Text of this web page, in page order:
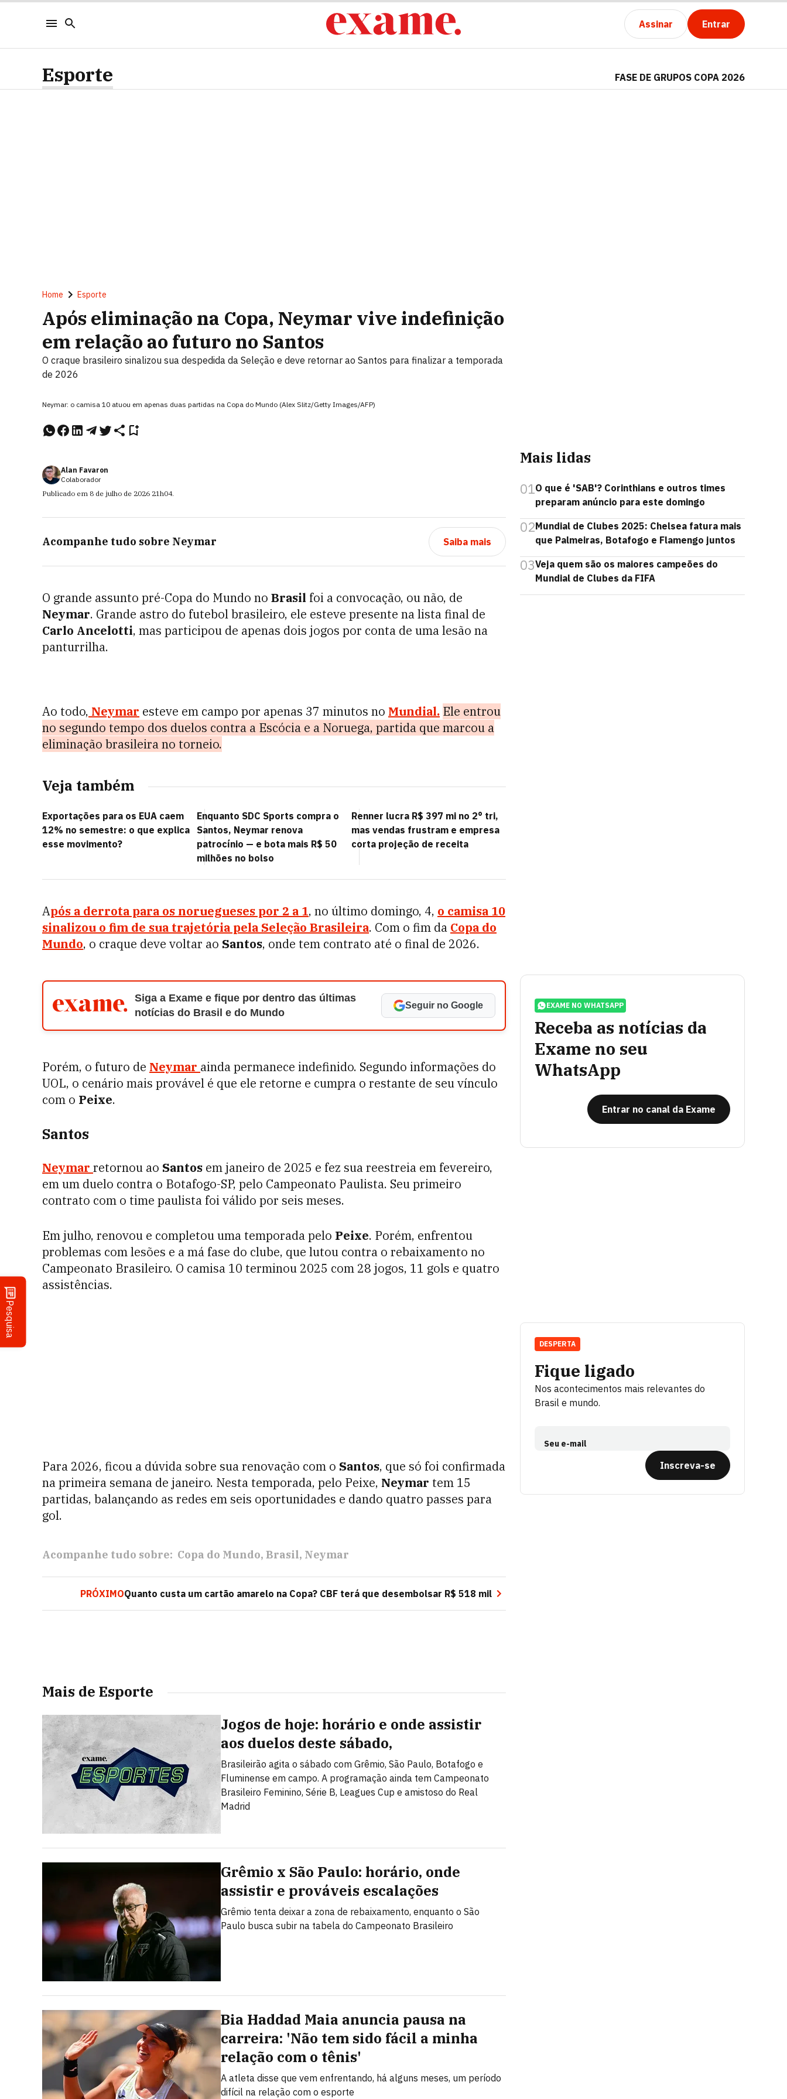
Assinar Entrar
Pesquisa
Esporte FASE DE GRUPOS COPA 2026
Home Esporte
Após eliminação na Copa, Neymar vive indefinição
em relação ao futuro no Santos
O craque brasileiro sinalizou sua despedida da Seleção e deve retornar ao Santos para finalizar a temporada
de 2026
Neymar: o camisa 10 atuou em apenas duas partidas na Copa do Mundo (Alex Slitz/Getty Images/AFP)
Alan Favaron
Colaborador
Publicado em 8 de julho de 2026 21h04.
Acompanhe tudo sobre Neymar Saiba mais
O grande assunto pré-Copa do Mundo no Brasil foi a convocação, ou não, de
Neymar. Grande astro do futebol brasileiro, ele esteve presente na lista final de
Carlo Ancelotti, mas participou de apenas dois jogos por conta de uma lesão na
panturrilha.
Ao todo, Neymar esteve em campo por apenas 37 minutos no Mundial. Ele entrou
no segundo tempo dos duelos contra a Escócia e a Noruega, partida que marcou a
eliminação brasileira no torneio.
Veja também
Exportações para os EUA caem
12% no semestre: o que explica
esse movimento?
Enquanto SDC Sports compra o
Santos, Neymar renova
patrocínio — e bota mais R$ 50
milhões no bolso
Renner lucra R$ 397 mi no 2° tri,
mas vendas frustram e empresa
corta projeção de receita
Após a derrota para os noruegueses por 2 a 1, no último domingo, 4, o camisa 10
sinalizou o fim de sua trajetória pela Seleção Brasileira. Com o fim da Copa do
Mundo, o craque deve voltar ao Santos, onde tem contrato até o final de 2026.
Siga a Exame e fique por dentro das últimas
notícias do Brasil e do Mundo
Seguir no Google
Porém, o futuro de Neymar ainda permanece indefinido. Segundo informações do
UOL, o cenário mais provável é que ele retorne e cumpra o restante de seu vínculo
com o Peixe.
Santos
Neymar retornou ao Santos em janeiro de 2025 e fez sua reestreia em fevereiro,
em um duelo contra o Botafogo-SP, pelo Campeonato Paulista. Seu primeiro
contrato com o time paulista foi válido por seis meses.
Em julho, renovou e completou uma temporada pelo Peixe. Porém, enfrentou
problemas com lesões e a má fase do clube, que lutou contra o rebaixamento no
Campeonato Brasileiro. O camisa 10 terminou 2025 com 28 jogos, 11 gols e quatro
assistências.
Para 2026, ficou a dúvida sobre sua renovação com o Santos, que só foi confirmada
na primeira semana de janeiro. Nesta temporada, pelo Peixe, Neymar tem 15
partidas, balançando as redes em seis oportunidades e dando quatro passes para
gol.
Acompanhe tudo sobre: Copa do Mundo Brasil Neymar
PRÓXIMOQuanto custa um cartão amarelo na Copa? CBF terá que desembolsar R$ 518 mil
Mais de Esporte
Jogos de hoje: horário e onde assistir
aos duelos deste sábado,
Brasileirão agita o sábado com Grêmio, São Paulo, Botafogo e
Fluminense em campo. A programação ainda tem Campeonato
Brasileiro Feminino, Série B, Leagues Cup e amistoso do Real
Madrid
Grêmio x São Paulo: horário, onde
assistir e prováveis escalações
Grêmio tenta deixar a zona de rebaixamento, enquanto o São
Paulo busca subir na tabela do Campeonato Brasileiro
Bia Haddad Maia anuncia pausa na
carreira: 'Não tem sido fácil a minha
relação com o tênis'
A atleta disse que vem enfrentando, há alguns meses, um período
difícil na relação com o esporte
Mais lidas
01O que é 'SAB'? Corinthians e outros times
preparam anúncio para este domingo
02Mundial de Clubes 2025: Chelsea fatura mais
que Palmeiras, Botafogo e Flamengo juntos
03Veja quem são os maiores campeões do
Mundial de Clubes da FIFA
EXAME NO WHATSAPP
Receba as notícias da
Exame no seu
WhatsApp
Entrar no canal da Exame
Fique ligado
Nos acontecimentos mais relevantes do
Brasil e mundo.
Seu e-mail
Inscreva-se
DESPERTA